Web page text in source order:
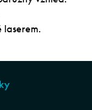
laserem.